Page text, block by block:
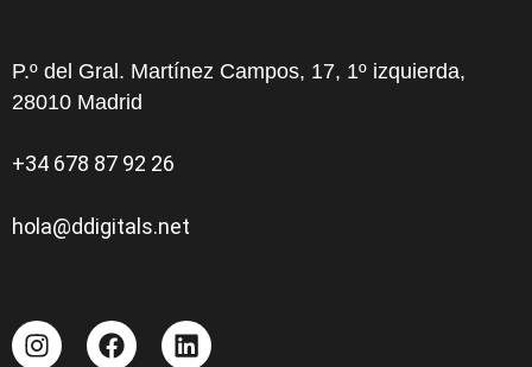
P.º del Gral. Martínez Campos, 17, 1º izquierda,
28010 Madrid
+34 678 87 92 26
hola@ddigitals.net